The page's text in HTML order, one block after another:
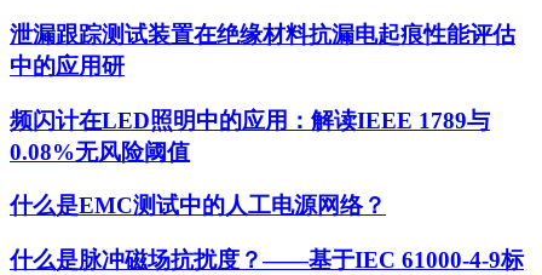
泄漏跟踪测试装置在绝缘材料抗漏电起痕性能评估
中的应用研
频闪计在LED照明中的应用：解读IEEE 1789与
0.08%无风险阈值
什么是EMC测试中的人工电源网络？
什么是脉冲磁场抗扰度？——基于IEC 61000-4-9标